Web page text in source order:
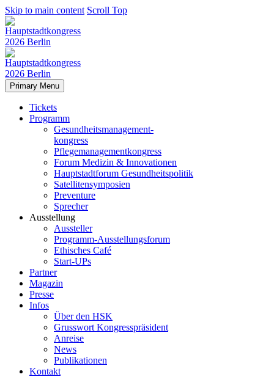
Skip to main content Scroll Top
Primary Menu
Tickets
Programm
Gesundheitsmanagement-
kongress
Pflegemanagementkongress
Forum Medizin & Innovationen
Hauptstadtforum Gesundheitspolitik
Satellitensymposien
Preventure
Sprecher
Ausstellung
Aussteller
Programm-Ausstellungsforum
Ethisches Café
Start-UPs
Partner
Magazin
Presse
Infos
Über den HSK
Grusswort Kongresspräsident
Anreise
News
Publikationen
Kontakt